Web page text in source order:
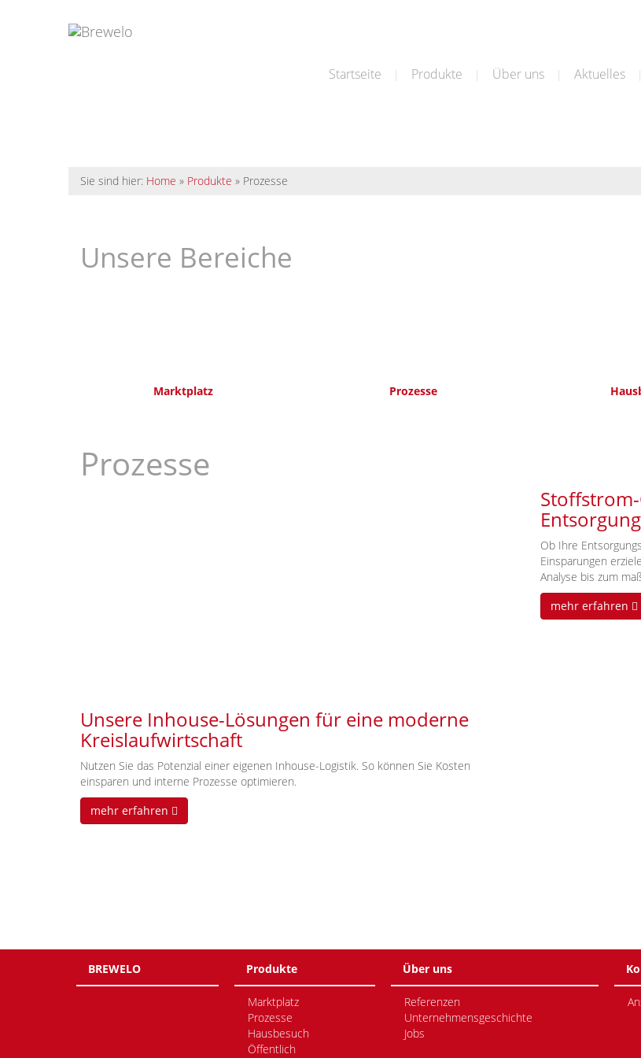
Startseite | Produkte | Über uns | Aktuelles |
Sie sind hier: Home » Produkte » Prozesse
Unsere Bereiche
Marktplatz Prozesse
Prozesse
Ob Ihre
Einsparungen
Analyse bis zum
mehr erfahren
Unsere Inhouse-Lösungen für eine moderne
Kreislaufwirtschaft
Nutzen Sie das Potenzial einer eigenen Inhouse-Logistik. So können Sie Kosten
einsparen und interne Prozesse optimieren.
mehr erfahren
BREWELO Produkte
Marktplatz
Prozesse
Hausbesuch
Öffentlich
Über uns
Referenzen
Unternehmensgeschichte
Jobs